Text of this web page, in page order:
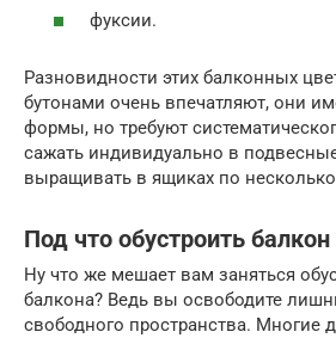
фуксии.
Разновидности этих балконных
бутонами очень впечатляют, они
формы, но требуют
сажать индивидуально в
выращивать в ящиках по
Под что обустроить
Ну что же мешает вам заняться
балкона? Ведь вы освободите
свободного пространства. Многие